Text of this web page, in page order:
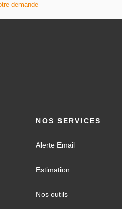
demande
NOS SERVICES
Alerte Email
Estimation
Nos outils